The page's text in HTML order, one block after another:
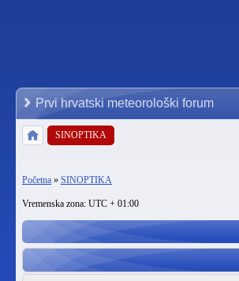
Prvi hrvatski meteorološki forum
SINOPTIKA
Početna » SINOPTIKA
Vremenska zona: UTC + 01:00